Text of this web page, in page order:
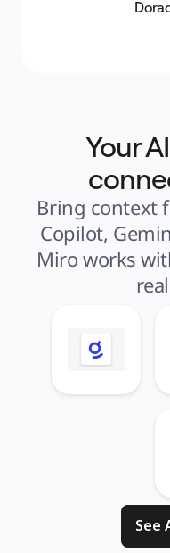
Your
Bring context
Copilot,
Miro works
See